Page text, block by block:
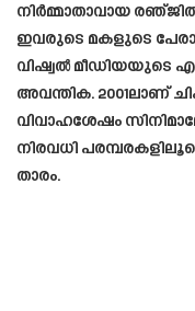
നിർമ്മാതാവായ
ഇവരുടെ മകളുടെ
വിഷ്വൽ മീഡിയയുടെ
അവന്തിക. 2001ലാണ്
വിവാഹശേഷം
നിരവധി
താരം.